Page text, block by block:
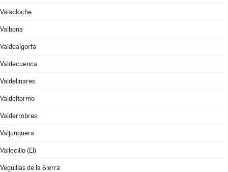
Valacloche
Valbona
Valdealgorfa
Valdecuenca
Valdelinares
Valdeltormo
Valderrobres
Valjunquera
Vallecillo (El)
Veguillas de la Sierra